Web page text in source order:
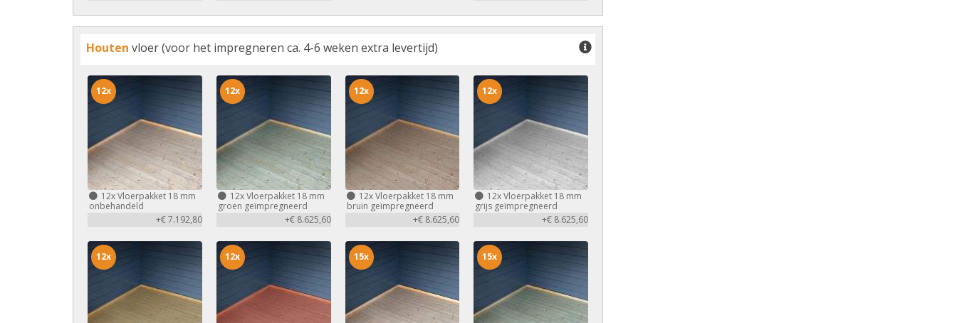
Houten vloer (voor het impregneren ca. 4-6 weken extra levertijd)
12xVloerpakket 18 mm
onbehandeld
+€ 7.192,80
12x
12xVloerpakket 18 mm
groen geïmpregneerd
+€ 8.625,60
12x
12xVloerpakket 18 mm
bruin geïmpregneerd
+€ 8.625,60
12x
12xVloerpakket 18 mm
grijs geïmpregneerd
+€ 8.625,60
12x
12x 12x 15x 15x